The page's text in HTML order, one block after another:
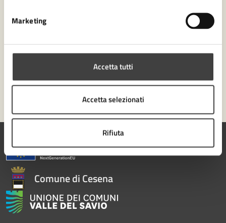
Marketing
Accetta tutti
Accetta selezionati
Rifiuta
Problemi in città
Segnala disservizio
Comune di Cesena